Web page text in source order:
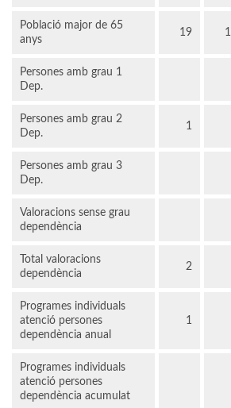
Població major de 65
anys
19
Persones amb grau 1
Dep.
Persones amb grau 2
Dep.
1
Persones amb grau 3
Dep.
Valoracions sense grau
dependència
Total valoracions
dependència
2
Programes individuals
atenció persones
dependència anual
1
Programes individuals
atenció persones
dependència acumulat